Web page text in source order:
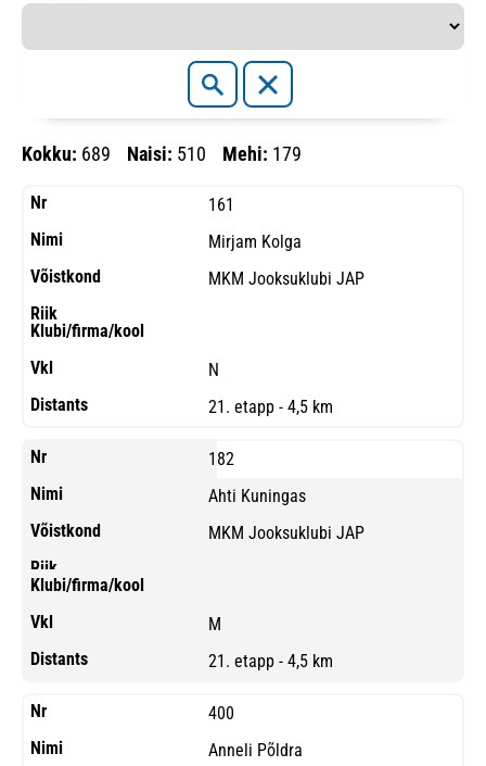
Kokku: 689 Naisi: 510 Mehi: 179
161
Mirjam Kolga
MKM Jooksuklubi JAP
N
21. etapp - 4,5 km
182
Ahti Kuningas
MKM Jooksuklubi JAP
M
21. etapp - 4,5 km
400
Anneli Põldra